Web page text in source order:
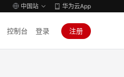
中国站 华为云App
控制台 登录 注册